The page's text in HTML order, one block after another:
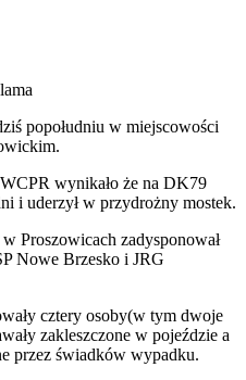
popołudniu w miejscowości
WCPR wynikało że na DK79
i uderzył w przydrożny mostek.
Proszowicach zadysponował
Nowe Brzesko i JRG
cztery osoby(w tym dwoje
zakleszczone w pojeździe a
przez świadków wypadku.